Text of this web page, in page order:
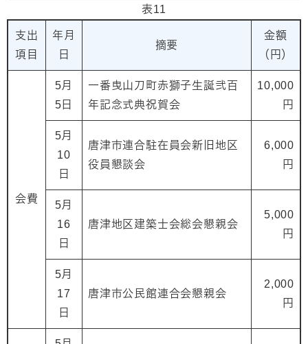
表11
支出
項目
年月
日
摘要
金額
（円）
会費
5月
5日
一番曳山刀町赤獅子生誕弐百
年記念式典祝賀会
10,000
円
5月
10
日
唐津市連合駐在員会新旧地区
役員懇談会
6,000
円
5月
16
日
唐津地区建築士会総会懇親会
5,000
円
5月
17
日
唐津市公民館連合会懇親会
2,000
円